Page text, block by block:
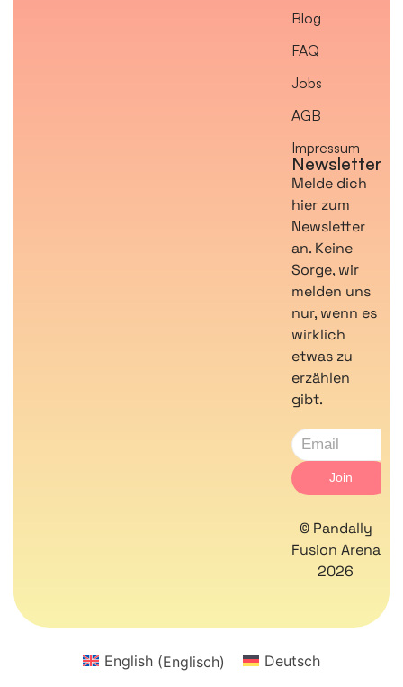
Blog
FAQ
Jobs
AGB
Impressum
Newsletter
Melde dich
hier zum
Newsletter
an. Keine
Sorge, wir
melden uns
nur, wenn es
wirklich
etwas zu
erzählen
gibt.
© Pandally
Fusion Arena
2026
English (Englisch) Deutsch